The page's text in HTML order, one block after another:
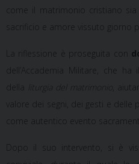
come il matrimonio cristiano
sacrificio e amore vissuto giorno
La riflessione è proseguita con
dell’Accademia Militare, che
della
,
valore dei segni, dei gesti e delle
come autentico evento
Dopo il suo intervento, si è